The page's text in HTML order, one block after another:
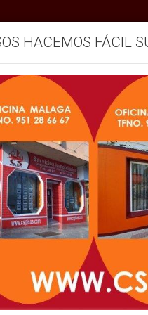
Servicios
¿QUIÉN
HACEMOS FÁCIL